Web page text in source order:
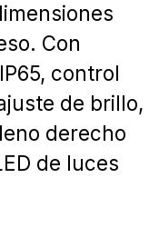
Con
control
de brillo,
derecho
de luces